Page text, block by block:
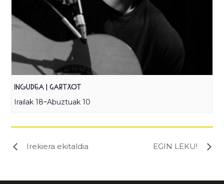
INGUDEA | GARTXOT
Irailak 18-Abuztuak 10
Irekiera ekitaldia EGIN LEKU!